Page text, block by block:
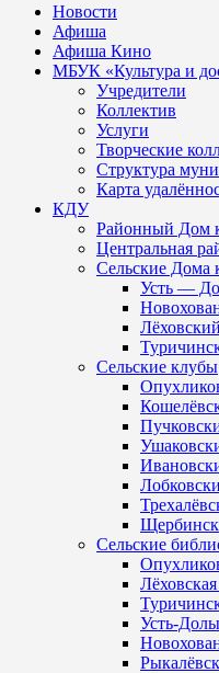
Новости
Афиша
Афиша Кино
МБУК «Культура и
Учредители
Коллектив
Услуги
Творческие
Структура
Карта
КДУ
Районный Дом
Центральная
Сельские Дома
Усть —
Сельские клубы
Сельские
Усть-